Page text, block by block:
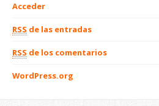
Acceder
RSS de las entradas
RSS de los comentarios
WordPress.org